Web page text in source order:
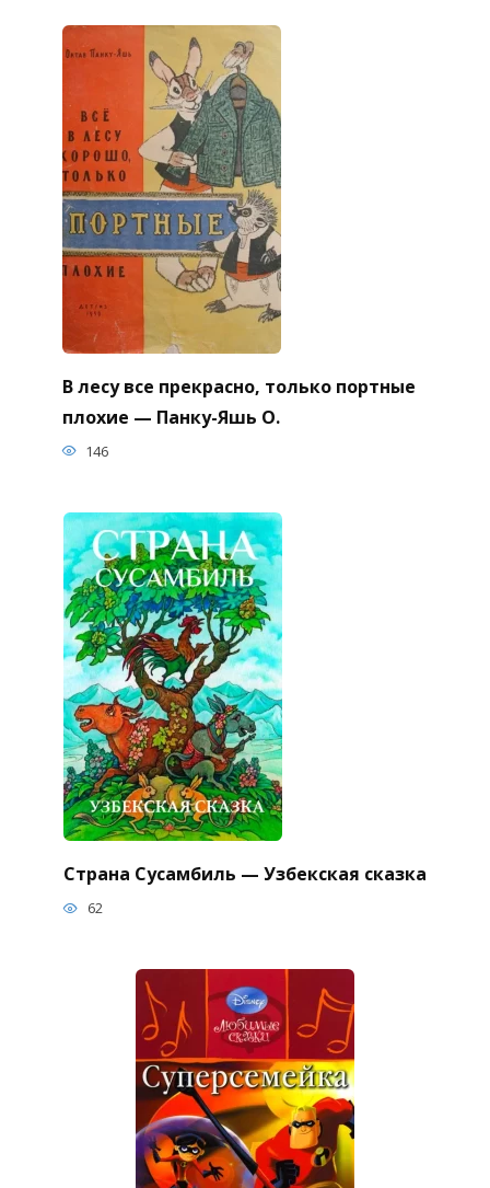
В лесу все прекрасно, только портные
плохие — Панку-Яшь О.
146
Страна Сусамбиль — Узбекская сказка
62